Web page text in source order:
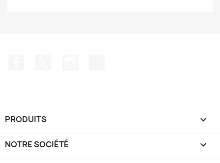
PRODUITS 
NOTRE SOCIÉTÉ 